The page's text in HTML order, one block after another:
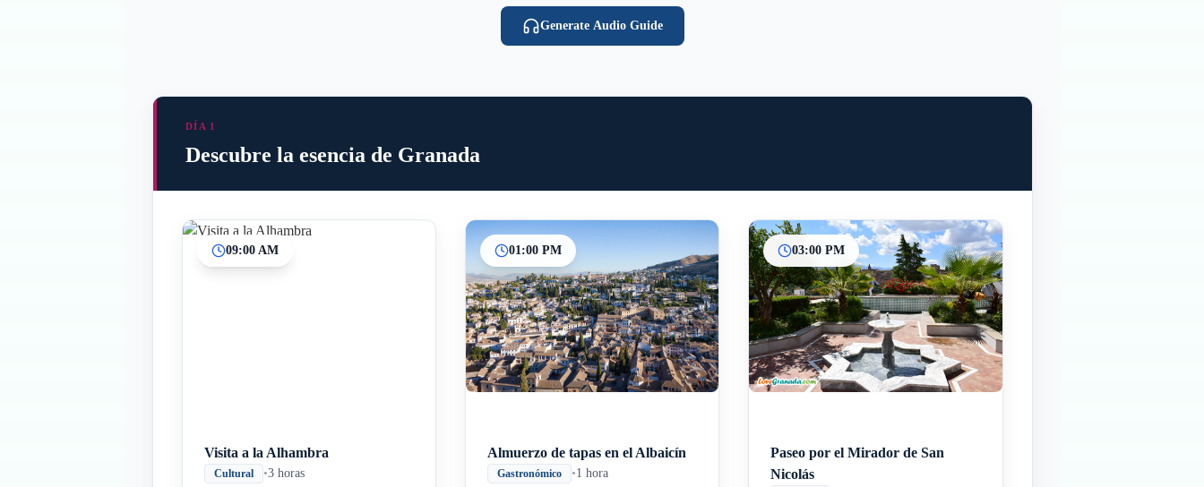
Generate Audio Guide
DÍA 1
Descubre la esencia de Granada
09:00 AM
Visita a la Alhambra
Cultural •3 horas
01:00 PM
Almuerzo de tapas en el Albaicín
Gastronómico •1 hora
03:00 PM
Paseo por el Mirador de San
Nicolás